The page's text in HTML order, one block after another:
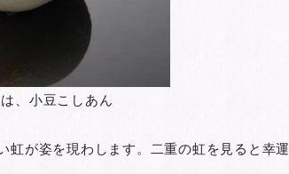
、小豆こしあん
虹が姿を現わします。二重の虹を見ると幸運